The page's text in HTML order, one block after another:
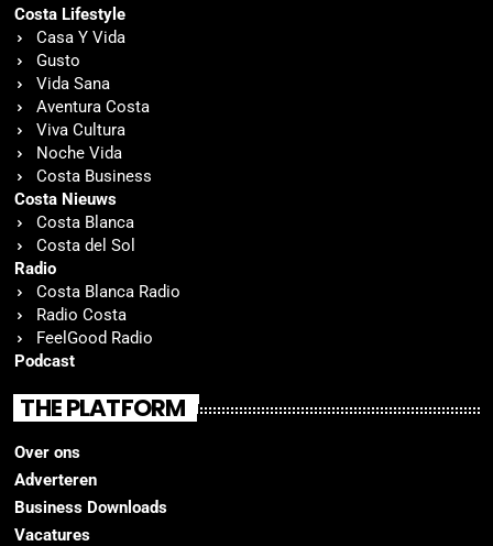
Costa Lifestyle
Casa Y Vida
Gusto
Vida Sana
Aventura Costa
Viva Cultura
Noche Vida
Costa Business
Costa Nieuws
Costa Blanca
Costa del Sol
Radio
Costa Blanca Radio
Radio Costa
FeelGood Radio
Podcast
THE PLATFORM
Over ons
Adverteren
Business Downloads
Vacatures